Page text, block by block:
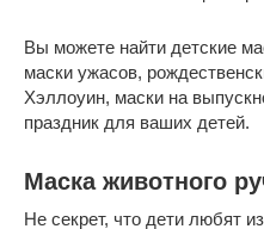
Вы можете найти детские
маски ужасов,
Хэллоуин, маски на
праздник для ваших детей.
Маска животного
Не секрет, что дети любят